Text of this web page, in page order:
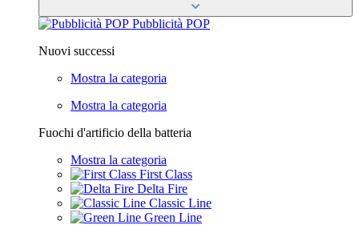
Pubblicità POP
Nuovi successi
Mostra la categoria
Mostra la categoria
Fuochi d'artificio della batteria
Mostra la categoria
First Class
Delta Fire
Classic Line
Green Line